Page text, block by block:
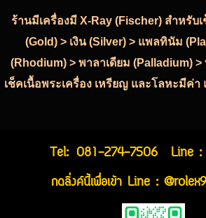
ร้านมีเครื่องมี X-Ray (Fischer) สำหรับ
(Gold) > เงิน (Silver) > แพลทินัม
(Rhodium) > พาลาเดียม (Palladium)
เช็คเนื้อพระเครื่อง เหรียญ และโลหะมีค่า
Tel: 081-274-7506
Line :
กดลิ่งค์นี้เพื่อเข้า Line :